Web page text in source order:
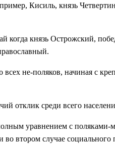
Кисиль, князь
когда князь Острожский,
не-поляков, начиная с
отклик среди всего
уравнением с поляками-
втором случае социального